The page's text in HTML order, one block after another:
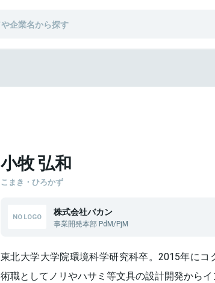
小牧 弘和
こまき・ひろかず
株式会社バカン
事業開発本部 PdM/PjM
東北大学大学院環境科学研究科卒。2015年に
術職としてノリやハサミ等文具の設計開発から